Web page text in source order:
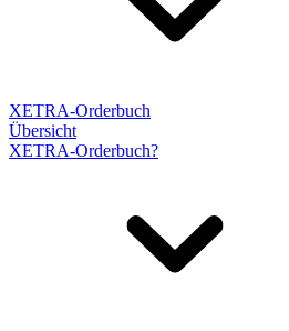
XETRA-Orderbuch
Übersicht
XETRA-Orderbuch?